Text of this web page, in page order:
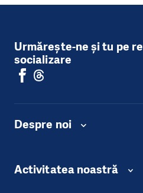
Urmărește-ne și tu pe
socializare
Despre noi
Activitatea noastră